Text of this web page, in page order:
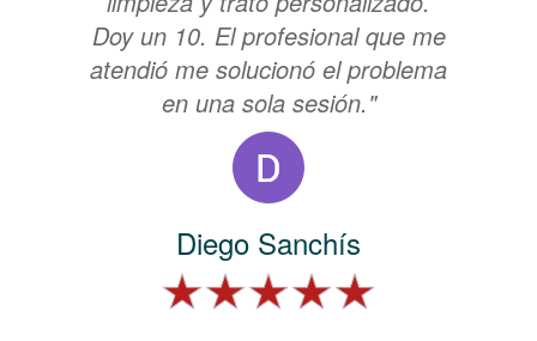
Doy un 10. El profesional que me
atendió me solucionó el problema
en una sola sesión."
Diego Sanchís